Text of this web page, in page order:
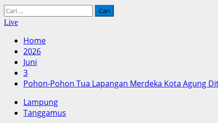
Cari
untuk:
Live
Home
2026
Juni
3
Pohon-Pohon Tua Lapangan Merdeka Kota Agung
Lampung
Tanggamus